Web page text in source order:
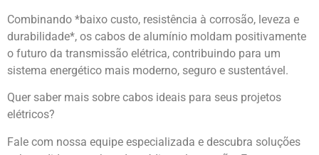
Combinando *baixo custo, resistência à corrosão, leveza e
durabilidade*, os cabos de alumínio moldam positivamente
o futuro da transmissão elétrica, contribuindo para um
sistema energético mais moderno, seguro e sustentável.
Quer saber mais sobre cabos ideais para seus projetos
elétricos?
Fale com nossa equipe especializada e descubra soluções